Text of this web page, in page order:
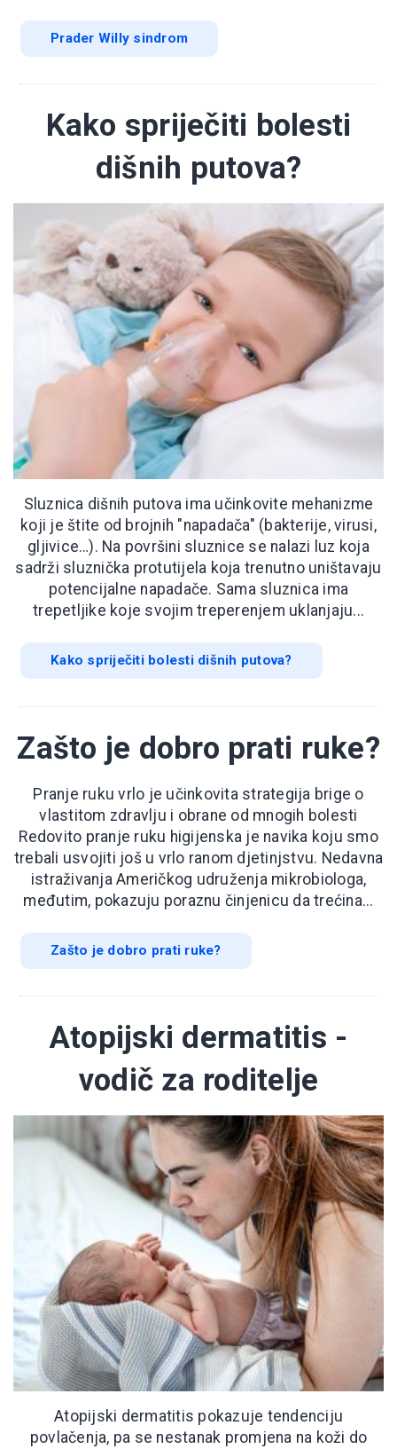
Prader Willy sindrom
Kako spriječiti bolesti
dišnih putova?
Sluznica dišnih putova ima učinkovite mehanizme
koji je štite od brojnih "napadača" (bakterije, virusi,
gljivice…). Na površini sluznice se nalazi luz koja
sadrži sluznička protutijela koja trenutno uništavaju
potencijalne napadače. Sama sluznica ima
trepetljike koje svojim treperenjem uklanjaju...
Kako spriječiti bolesti dišnih putova?
Zašto je dobro prati ruke?
Pranje ruku vrlo je učinkovita strategija brige o
vlastitom zdravlju i obrane od mnogih bolesti
Redovito pranje ruku higijenska je navika koju smo
trebali usvojiti još u vrlo ranom djetinjstvu. Nedavna
istraživanja Američkog udruženja mikrobiologa,
međutim, pokazuju poraznu činjenicu da trećina...
Zašto je dobro prati ruke?
Atopijski dermatitis -
vodič za roditelje
Atopijski dermatitis pokazuje tendenciju
povlačenja, pa se nestanak promjena na koži do